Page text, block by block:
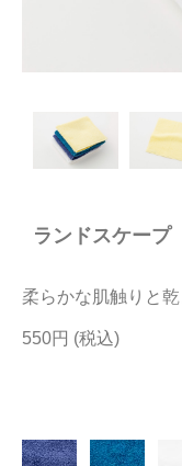
当サイトについて
大量購入・法人向けの購
ランドスケープ
柔らかな肌触りと
550円